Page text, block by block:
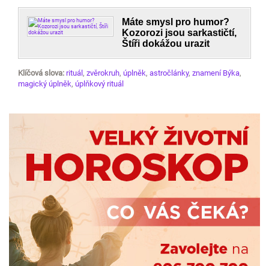
Máte smysl pro humor?
Kozorozi jsou sarkastičtí,
Štíři dokážou urazit
Klíčová slova: rituál , zvěrokruh, úplněk, astročlánky, znamení Býka,
magický úplněk, úplňkový rituál